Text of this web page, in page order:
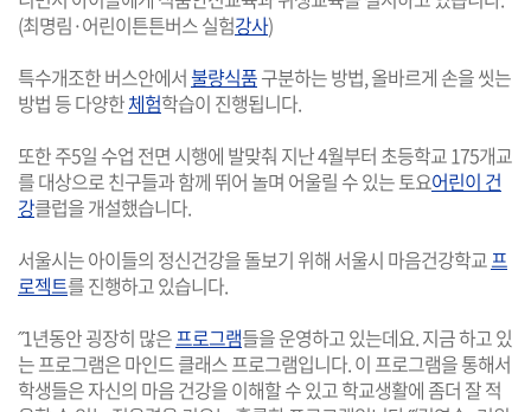
(최명림·어린이튼튼버스 실험강사)
특수개조한 버스안에서불량식품구분하는 방법, 올바르게 손을 씻는
방법 등 다양한체험학습이 진행됩니다.
또한 주5일 수업 전면 시행에 발맞춰 지난 4월부터 초등학교 175개교
를 대상으로 친구들과 함께 뛰어 놀며 어울릴 수 있는 토요어린이 건
강클럽을 개설했습니다.
서울시는 아이들의 정신건강을 돌보기 위해 서울시 마음건강학교프
로젝트를 진행하고 있습니다.
˝1년동안 굉장히 많은프로그램들을 운영하고 있는데요. 지금 하고 있
는 프로그램은 마인드 클래스 프로그램입니다. 이 프로그램을 통해서
학생들은 자신의 마음 건강을 이해할 수 있고 학교생활에 좀더 잘 적